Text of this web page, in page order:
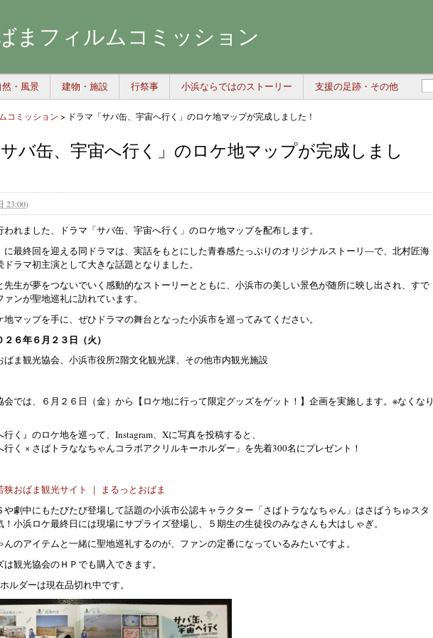
まフィルムコミッション
然・風景 建物・施設 行祭事 小浜ならではのストーリー 支援の足跡・その他
コミッション > ドラマ「サバ缶、宇宙へ行く」のロケ地マップが完成しました！
バ缶、宇宙へ行く」のロケ地マップが完成しまし
23:00)
れました、ドラマ「サバ缶、宇宙へ行く」のロケ地マップを配布します。
に最終回を迎える同ドラマは、実話をもとにした青春感たっぷりのオリジナルストーリ―で、 北村匠海
ラマ初主演として大きな話題となりました。
先生が夢をつないでいく感動的なストーリーとともに、小浜市の美しい景色が随所に映し出され、すで
ンが聖地巡礼に訪れています。
マップを手に、ぜひドラマの舞台となった小浜市を巡ってみてください。
６年６月２３日（火）
ばま観光協会、小浜市役所2階文化観光課、その他市内観光施設
会では、６月２６日（金）から【ロケ地に行って限定グッズをゲット！】企画を実施します。※なくなり
行く』のロケ地を巡って、Instagram、Xに写真を投稿すると、
行く × さばトラななちゃんコラボアクリルキーホルダー」を先着300名にプレゼント！
狭おばま観光サイト ｜ まるっとおばま
や劇中にもたびたび登場して話題の小浜市公認キャラクター「さばトラななちゃん」はさばうちゅスタ
！小浜ロケ最終日には現場にサプライズ登場し、５期生の生徒役のみなさんも大はしゃぎ。
んのアイテムと一緒に聖地巡礼するのが、ファンの定番になっているみたいですよ。
観光協会のＨＰでも購入できます。
ルダーは現在品切れ中です。